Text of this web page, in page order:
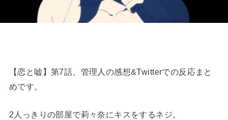
【恋と嘘】第7話、管理人の感想&Twitterでの反応まと
めです。
2人っきりの部屋で莉々奈にキスをするネジ。